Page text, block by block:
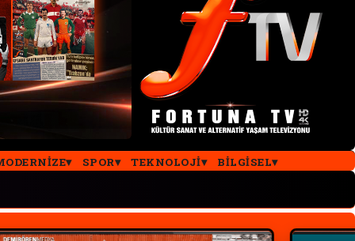
SPOR TEKNOLOJI BILGISEL